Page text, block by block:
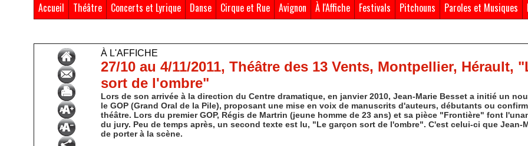
Accueil Théâtre Concerts et Lyrique Danse Cirque et Rue Avignon À l'Affiche Festivals Pitchouns Paroles et Musiques
À L'AFFICHE
27/10 au 4/11/2011, Théâtre des 13 Vents, Montpellier, Hérault,
sort de l'ombre"
Lors de son arrivée à la direction du Centre dramatique, en janvier 2010, Jean-Marie Besset a initié un
le GOP (Grand Oral de la Pile), proposant une mise en voix de manuscrits d'auteurs, débutants ou
théâtre. Lors du premier GOP, Régis de Martrin (jeune homme de 23 ans) et sa pièce "Frontière" font
du jury. Peu de temps après, un second texte est lu, "Le garçon sort de l'ombre". C'est celui-ci que Jean-
de porter à la scène.